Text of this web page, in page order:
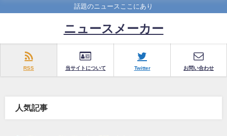
話題のニュースここにあり
ニュースメーカー
RSS 当サイトについて Twitter お問い合わせ
人気記事